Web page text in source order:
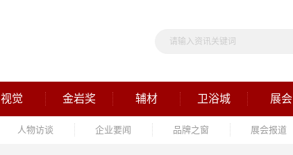
视觉 金岩奖 辅材 卫浴城 展会
人物访谈 企业要闻 品牌之窗 展会报道